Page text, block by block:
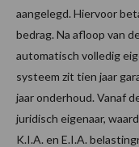
aangelegd. Hiervoor
bedrag. Na afloop van
automatisch volledig
systeem zit tien jaar
jaar onderhoud. Vanaf
juridisch eigenaar,
K.I.A. en E.I.A.